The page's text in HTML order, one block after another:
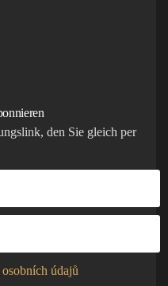
den Sie gleich per
údajů